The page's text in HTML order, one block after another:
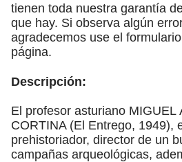
tienen toda nuestra garantía
que hay. Si observa algún
agradecemos use el
página.
Descripción:
El profesor asturiano MIGUEL
CORTINA (El Entrego, 1949),
prehistoriador, director de un
campañas arqueológicas,